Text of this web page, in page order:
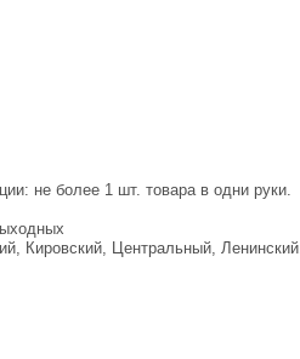
не более 1 шт. товаpа в одни руки.
Кировский, Центральный, Ленинский.